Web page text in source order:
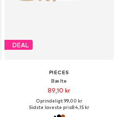
DEAL
PIECES
Bælte
89,10 kr
Oprindeligt: 99,00 kr
Sidste laveste pris:84,15 kr